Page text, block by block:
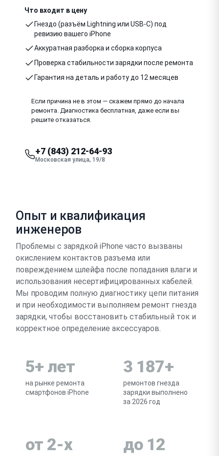
Что входит в цену
Гнездо (разъём Lightning или USB-C) под
ревизию вашего iPhone
Аккуратная разборка и сборка корпуса
Проверка стабильности зарядки после ремонта
Гарантия на деталь и работу до 12 месяцев
Если причина не в этом — скажем прямо до начала
ремонта. Диагностика бесплатная, даже если вы
решите отказаться.
+7 (843) 212-64-93
Московская улица, 19/8
Опыт и квалификация
инженеров
Проблемы с зарядкой iPhone часто вызваны
окислением контактов разъема или
повреждением шлейфа после попадания влаги и
использования несертифицированных кабелей.
Мы проводим полную диагностику цепи питания
и при необходимости выполняем ремонт гнезда
зарядки, чтобы восстановить стабильный ток и
корректное определение аксессуаров.
5+ лет
на рынке ремонта
смартфонов iPhone
3 187+
ремонтов гнезда
зарядки выполнено
за 2026 год
от 2-х
до 12